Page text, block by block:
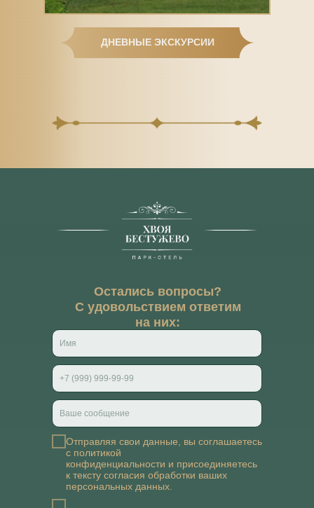
ДНЕВНЫЕ ЭКСКУРСИИ
Отправляя свои данные, вы соглашаетесь
с политикой
конфиденциальности и присоединяетесь
к тексту согласия обработки ваших
персональных данных
Остались вопросы?
С удовольствием ответим
на них: